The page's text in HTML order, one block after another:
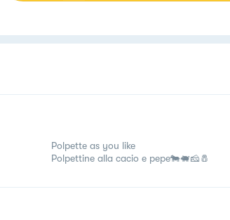
Polpette as you like
Polpettine alla cacio e pepe🐄🐖🧀🧂